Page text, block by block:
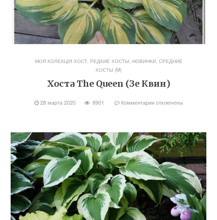
МОЯ КОЛЕКЦІЯ ХОСТ, РЕДКИЕ ХОСТЫ, НОВИНКИ, СРЕДНИЕ
ХОСТЫ (M)
Хоста The Queen (Зе Квин)
28 марта 2020 8901 Комментарииотключены